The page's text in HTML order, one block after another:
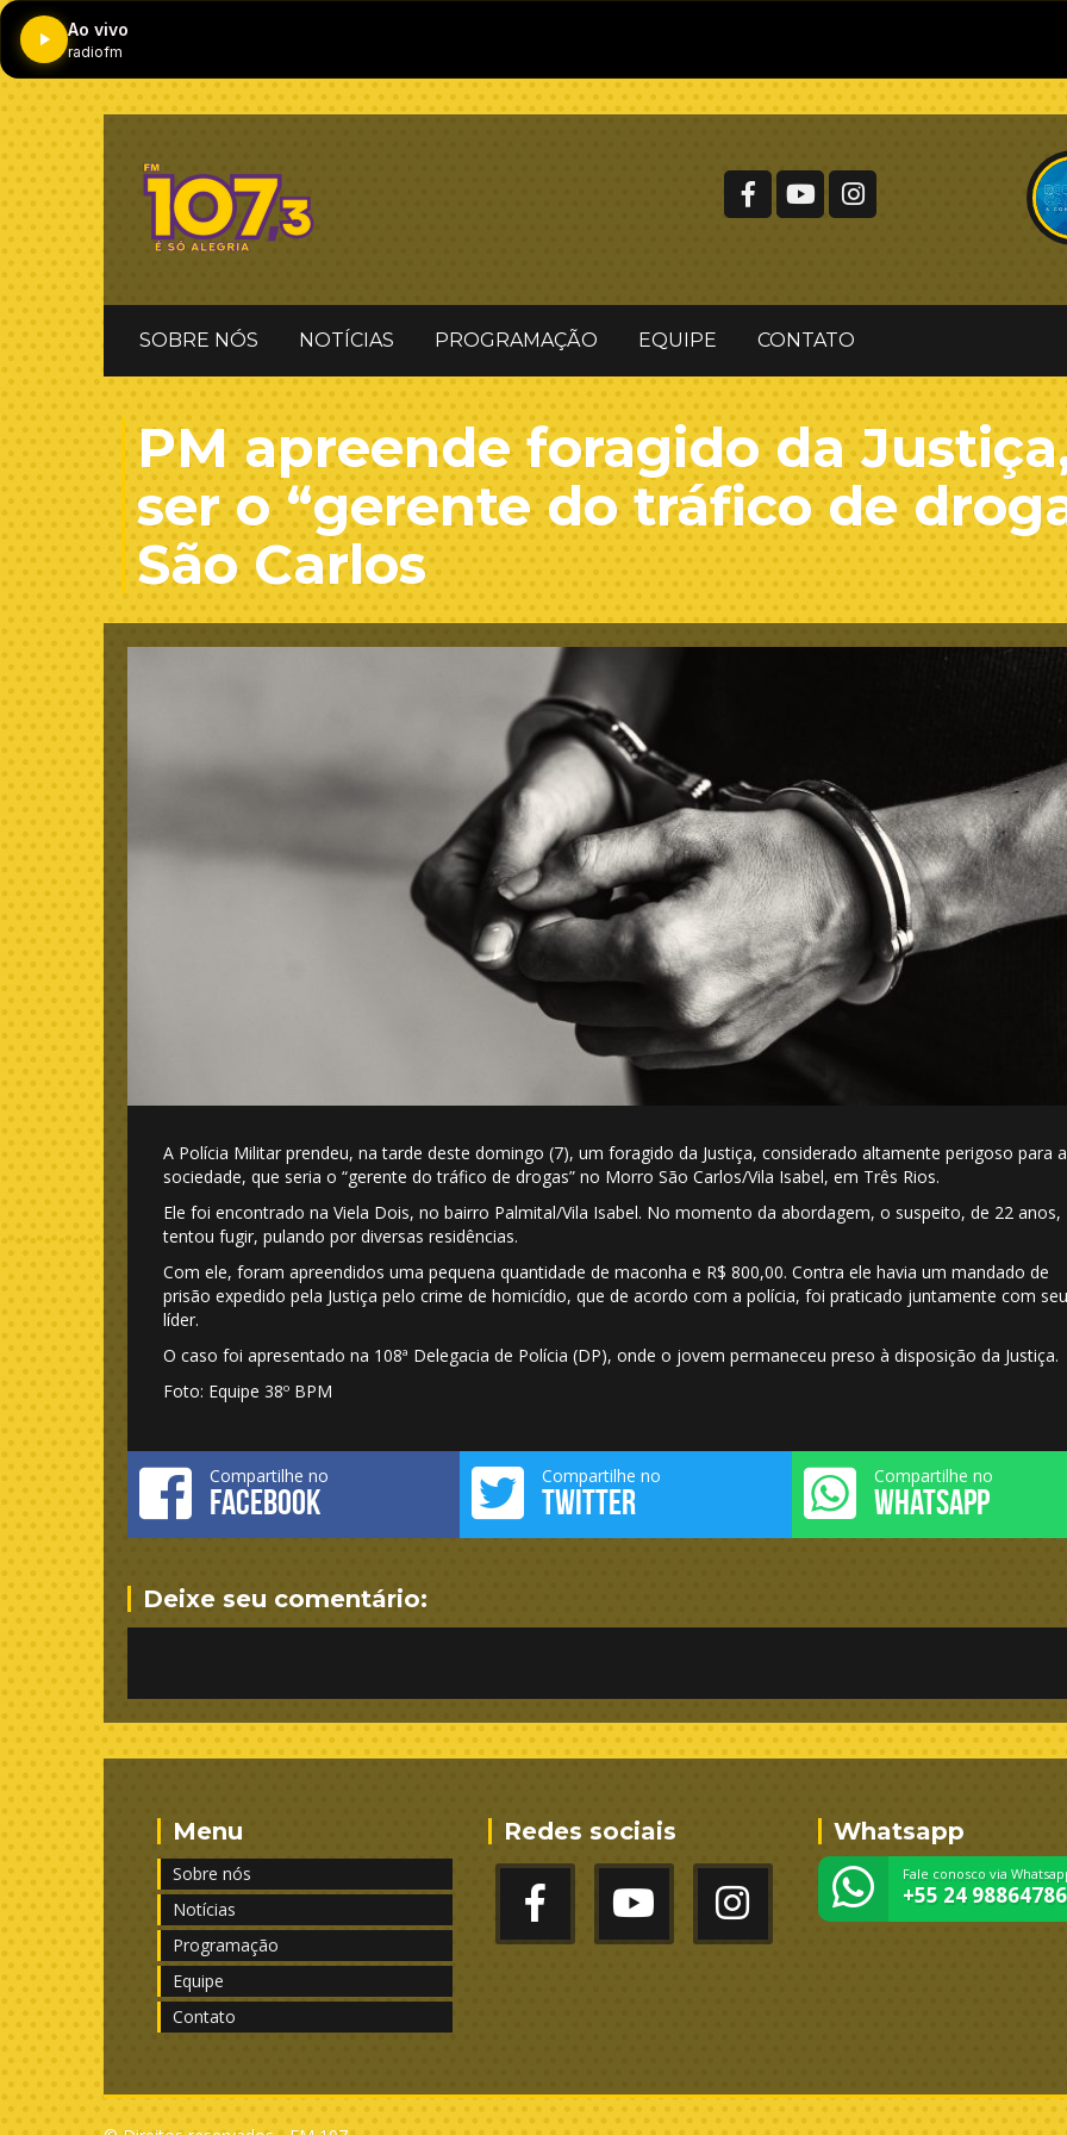
Ao vivo
radiofm
SOBRE NÓS NOTÍCIAS PROGRAMAÇÃO EQUIPE CONTATO
PM apreende foragido da
ser o “gerente do tráfico de
São Carlos
A Polícia Militar prendeu, na tarde deste domingo (7), um foragido da Justiça, considerado altamente perigoso para a
sociedade, que seria o “gerente do tráfico de drogas” no Morro São Carlos/Vila Isabel, em Três Rios.
Ele foi encontrado na Viela Dois, no bairro Palmital/Vila Isabel. No momento da abordagem, o suspeito, de 22 anos,
tentou fugir, pulando por diversas residências.
Com ele, foram apreendidos uma pequena quantidade de maconha e R$ 800,00. Contra ele havia um mandado de
prisão expedido pela Justiça pelo crime de homicídio, que de acordo com a polícia, foi praticado juntamente com seu
líder.
O caso foi apresentado na 108ª Delegacia de Polícia (DP), onde o jovem permaneceu preso à disposição da Justiça.
Foto: Equipe 38º BPM
Compartilhe no
FACEBOOK
Compartilhe no
TWITTER
Compartilhe no
WHATSAPP
Deixe seu comentário:
Menu
Sobre nós
Notícias
Programação
Equipe
Contato
Redes sociais Whatsapp
Fale conosco via
+55 24